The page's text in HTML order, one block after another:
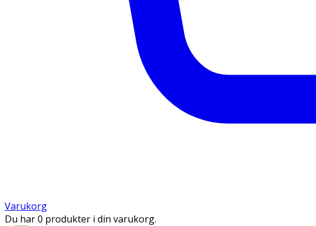
Varukorg
Du har 0 produkter i din varukorg.